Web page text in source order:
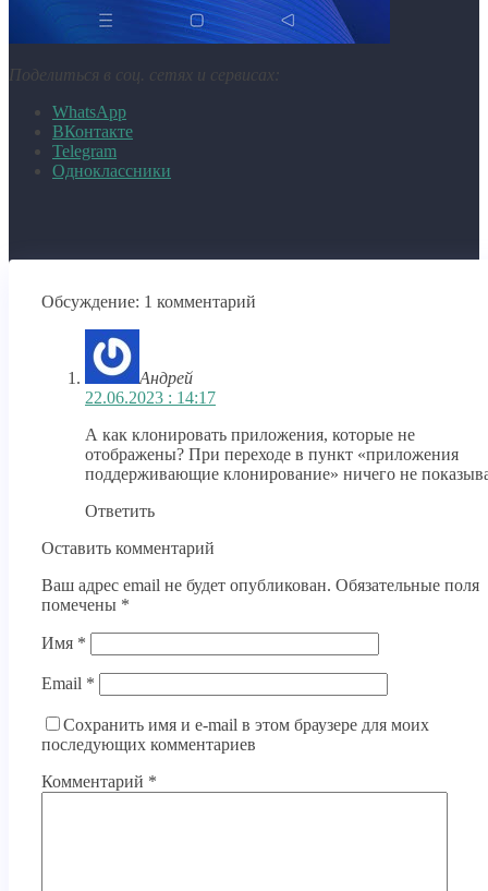
Поделиться в соц. сетях и сервисах:
WhatsApp
ВКонтакте
Telegram
Одноклассники
Обсуждение: 1 комментарий
Андрей
22.06.2023 : 14:17
А как клонировать приложения, которые не
отображены? При переходе в пункт «приложения
поддерживающие клонирование» ничего не
Ответить
Оставить комментарий
Ваш адрес email не будет опубликован. Обязательные поля
помечены *
Имя *
Email *
Сохранить имя и e-mail в этом браузере для моих
последующих комментариев
Комментарий *